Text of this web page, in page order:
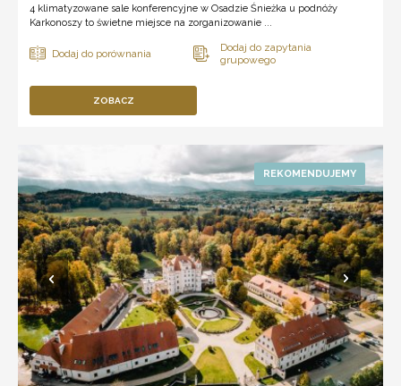
4 klimatyzowane sale konferencyjne w Osadzie Śnieżka u podnóży
Karkonoszy to świetne miejsce na zorganizowanie ...
ZOBACZ